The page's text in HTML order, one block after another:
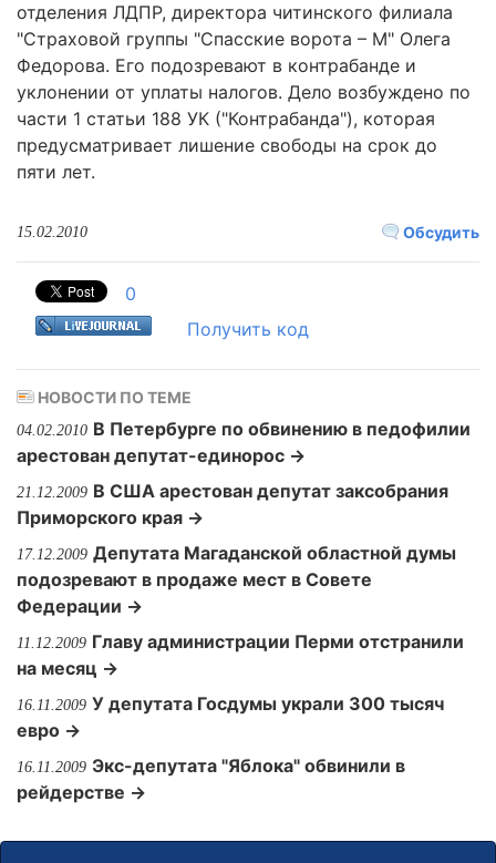
отделения ЛДПР, директора читинского филиала
"Страховой группы "Спасские ворота – М" Олега
Федорова. Его подозревают в контрабанде и
уклонении от уплаты налогов. Дело возбуждено по
части 1 статьи 188 УК ("Контрабанда"), которая
предусматривает лишение свободы на срок до
пяти лет.
Обсудить
15.02.2010
0
Получить код
НОВОСТИ ПО ТЕМЕ
04.02.2010 В Петербурге по обвинению в педофилии
арестован депутат-единорос →
21.12.2009 В США арестован депутат заксобрания
Приморского края →
17.12.2009 Депутата Магаданской областной думы
подозревают в продаже мест в Совете
Федерации →
11.12.2009 Главу администрации Перми отстранили
на месяц →
16.11.2009 У депутата Госдумы украли 300 тысяч
евро →
16.11.2009 Экс-депутата "Яблока" обвинили в
рейдерстве →